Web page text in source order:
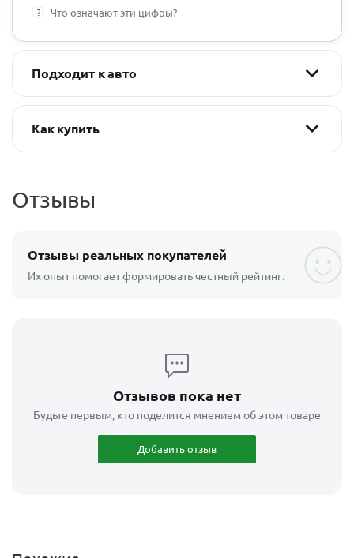
? Что означают эти цифры?
Подходит к авто
Как купить
Отзывы
Отзывы реальных покупателей
Их опыт помогает формировать честный рейтинг.
Отзывов пока нет
Будьте первым, кто поделится мнением об этом товаре
Добавить отзыв